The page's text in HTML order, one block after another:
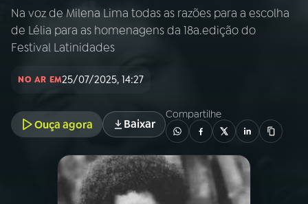
AO VIVO
PROGRAMAS
Na voz de Milena Lima todas as razões para a escolha
de Lélia para as homenagens da 18a.edição do
Festival Latinidades
NO AR EM25/07/2025, 14:27
Ouça agora Baixar
Compartilhe